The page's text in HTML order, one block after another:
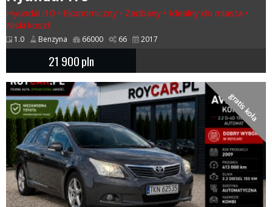
Hyundai i10 • Ekonomiczny • Zadbany • Idealny do miasta •
Niski koszt
1.0 Benzyna 66000 66 2017
21 900pln
gratis koła